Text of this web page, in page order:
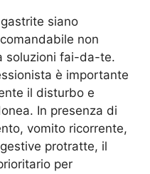
siano
non
soluzioni fai-da-te.
è importante
il disturbo e
In presenza di
vomito ricorrente,
protratte, il
per